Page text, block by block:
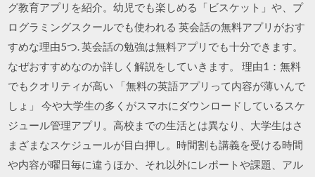
グ教育アプリを紹介。幼児でも楽しめる「ビスケット」や、プ
ログラミングスクールでも使われる 英会話の無料アプリがおす
すめな理由5つ. 英会話の勉強は無料アプリでも十分できます。
なぜおすすめなのか詳しく解説をしていきます。 理由1：無料
でもクオリティが高い 「無料の英語アプリって内容が薄いんで
しょ」 今や大学生の多くがスマホにダウンロードしているスケ
ジュール管理アプリ。高校までの生活とは異なり、大学生はさ
まざまなスケジュールが目白押し。時間割も講義を受ける時間
や内容が曜日毎に違うほか、それ以外にレポートや課題、アル